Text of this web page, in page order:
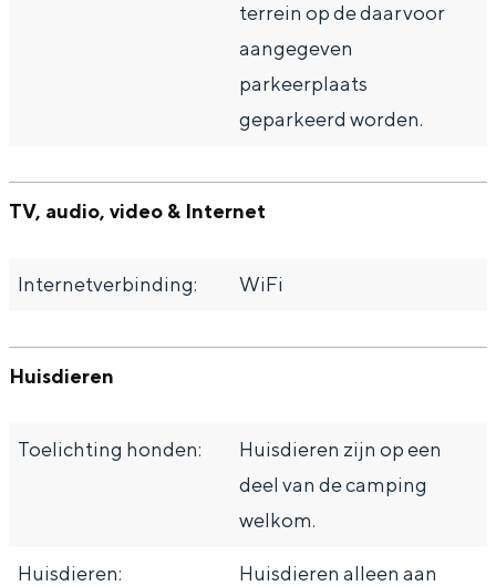
terrein op de daarvoor
aangegeven
parkeerplaats
geparkeerd worden.
TV, audio, video & Internet
Internetverbinding: WiFi
Huisdieren
Toelichting honden:
Huisdieren zijn op een
deel van de camping
welkom.
Huisdieren:
Huisdieren alleen aan